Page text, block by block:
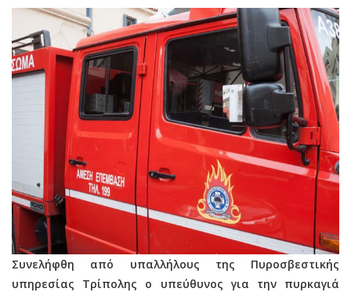
Συνελήφθη από υπαλλήλους της Πυροσβεστικής
υπηρεσίας Τρίπολης ο υπεύθυνος για την πυρκαγιά